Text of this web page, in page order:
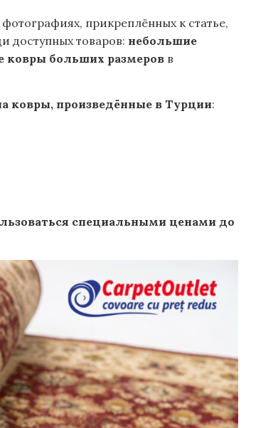
фотографиях, прикреплённых к статье,
доступных товаров: небольшие
ковры больших размеров в
ковры, произведённые в Турции:
специальными ценами до